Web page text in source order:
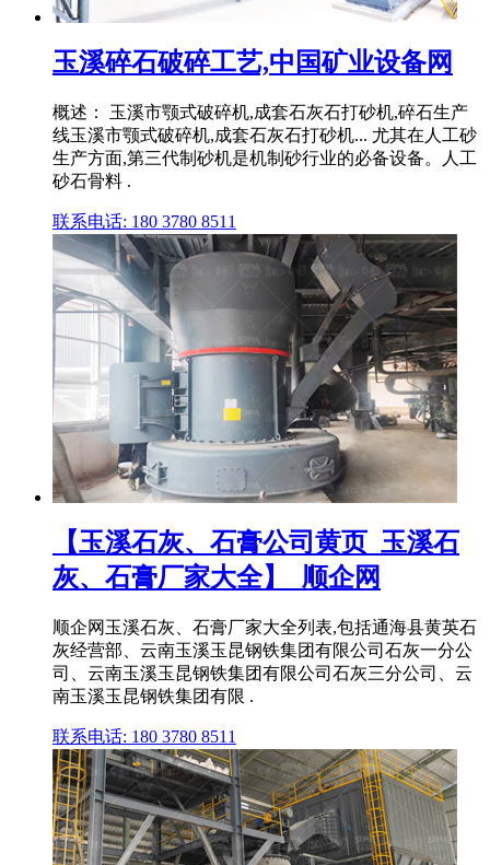
玉溪碎石破碎工艺,中国矿业设备网
概述： 玉溪市颚式破碎机,成套石灰石打砂机,碎石生产
线玉溪市颚式破碎机,成套石灰石打砂机... 尤其在人工砂
生产方面,第三代制砂机是机制砂行业的必备设备。人工
砂石骨料 .
联系电话: 180 3780 8511
【玉溪石灰、石膏公司黄页_玉溪石
灰、石膏厂家大全】_顺企网
顺企网玉溪石灰、石膏厂家大全列表,包括通海县黄英石
灰经营部、云南玉溪玉昆钢铁集团有限公司石灰一分公
司、云南玉溪玉昆钢铁集团有限公司石灰三分公司、云
南玉溪玉昆钢铁集团有限 .
联系电话: 180 3780 8511